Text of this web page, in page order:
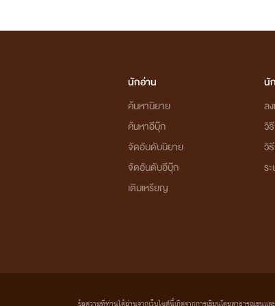
นักอ่าน
ค้นหานิยาย
ค้นหาอีบุ๊ก
จัดอันดับนิยาย
จัดอันดับอีบุ๊ก
เติมเหรียญ
นั
ล
วิ
วิ
ร
ข้อความที่ท่านได้อ่านจากเว็บไซต์นี้เกิดจากการเขียนโดยสาธารณชน